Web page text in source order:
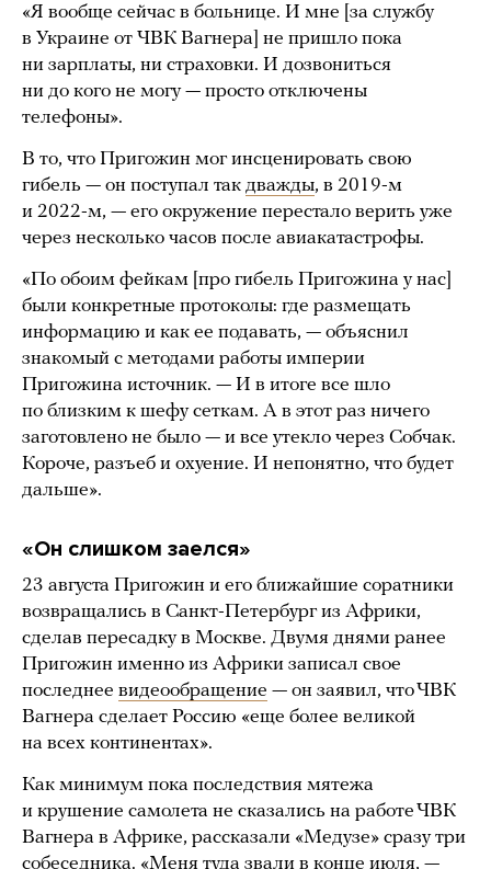
«Я вообще сейчас в больнице. И мне [за службу
в Украине от ЧВК Вагнера] не пришло пока
ни зарплаты, ни страховки. И дозвониться
ни до кого не могу — просто отключены
телефоны».
В то, что Пригожин мог инсценировать свою
гибель — он поступал так дважды, в 2019-м
и 2022-м, — его окружение перестало верить уже
через несколько часов после авиакатастрофы.
«По обоим фейкам [про гибель Пригожина у нас]
были конкретные протоколы: где размещать
информацию и как ее подавать, — объяснил
знакомый с методами работы империи
Пригожина источник. — И в итоге все шло
по близким к шефу сеткам. А в этот раз ничего
заготовлено не было — и все утекло через Собчак.
Короче, разъеб и охуение. И непонятно, что будет
дальше».
«Он слишком заелся»
23 августа Пригожин и его ближайшие соратники
возвращались в Санкт-Петербург из Африки,
сделав пересадку в Москве. Двумя днями ранее
Пригожин именно из Африки записал свое
последнее видеообращение — он заявил, что ЧВК
Вагнера сделает Россию «еще более великой
на всех континентах».
Как минимум пока последствия мятежа
и крушение самолета не сказались на работе ЧВК
Вагнера в Африке, рассказали «Медузе» сразу три
собеседника. «Меня туда звали в конце июля, —